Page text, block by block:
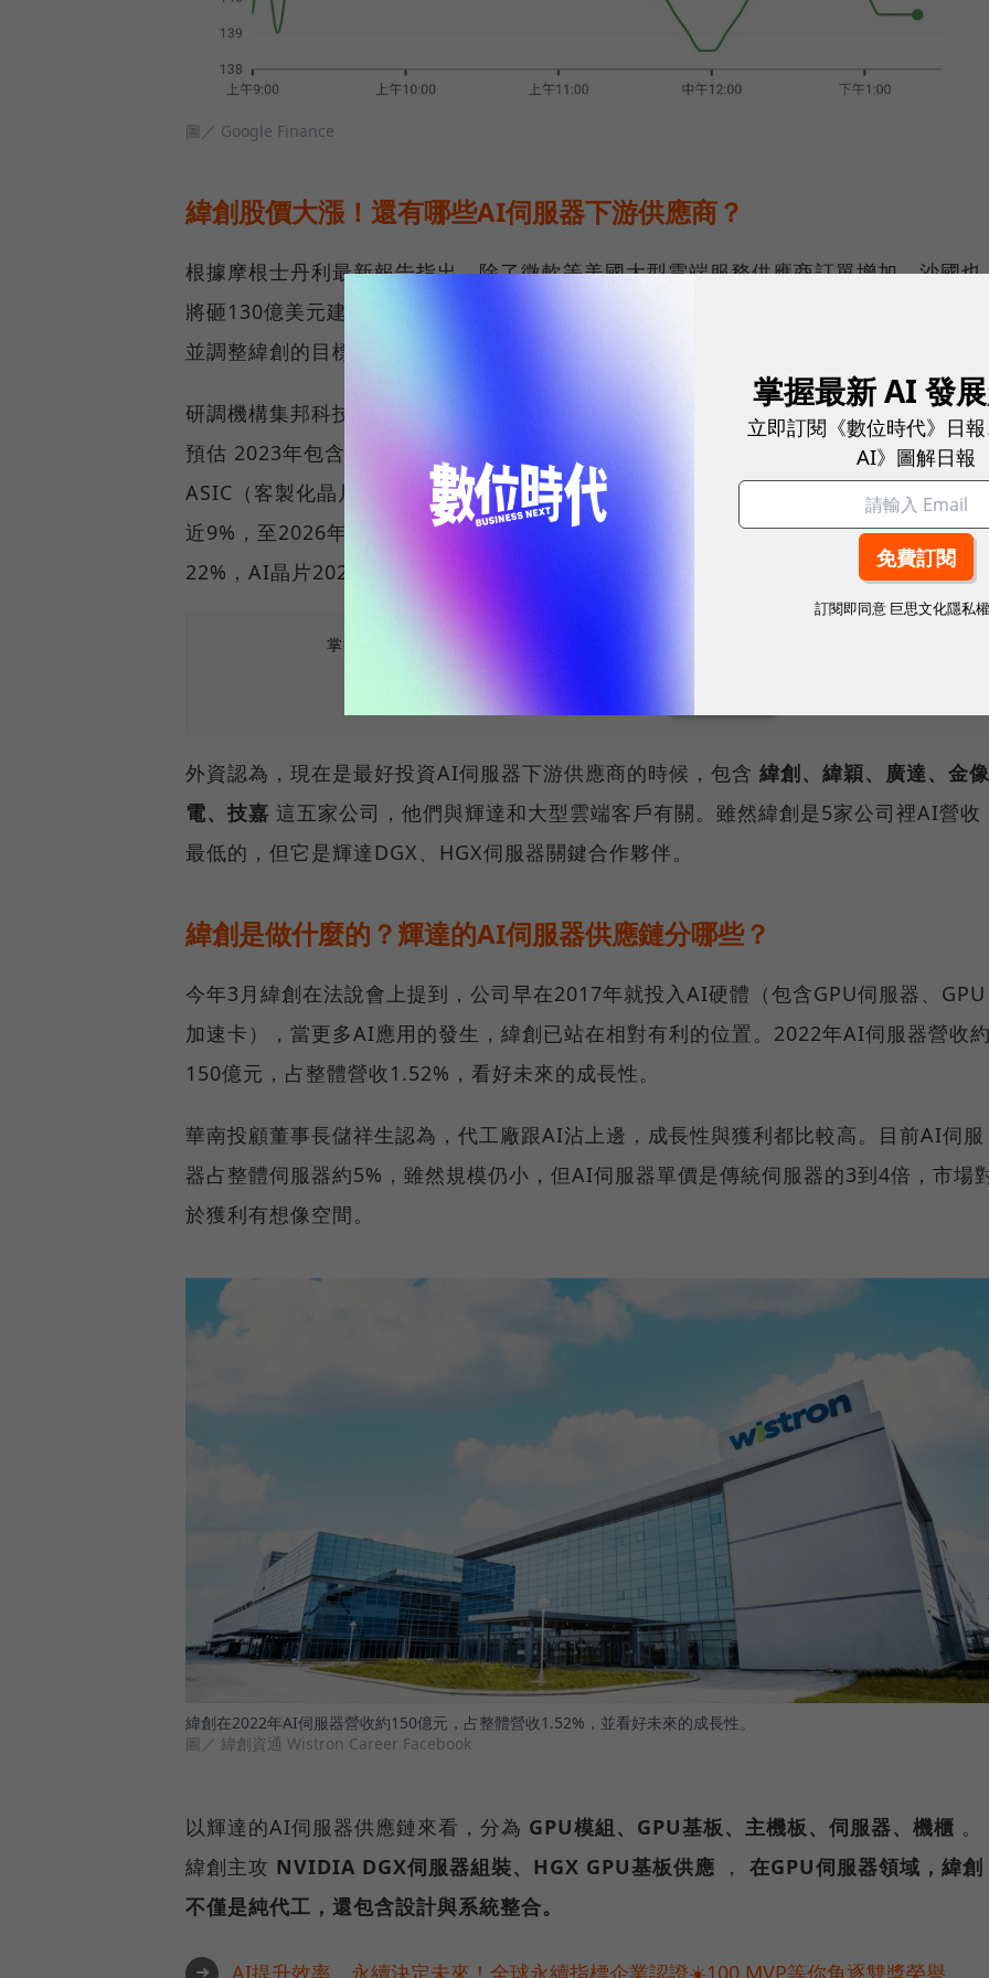
圖／ Google Finance
緯創股價大漲！還有哪些AI伺服器下游供應商？
根據摩根士丹利最新報告指出，除了微軟等美國大型雲端服務供應商訂單增加，沙國也
將砸130億美元建AI資料中心，並上調今年AI伺服器出貨量，年增率從50%增至70%。
並調整緯創的目標價到135元。
研調機構集邦科技（TrendForce）最新報告則表示，AI伺服器及AI晶片需求同步看漲
預估 2023年包含搭載 GPU（繪圖處理器）、FPGA（可反覆編輯電路的晶片）、
ASIC（客製化晶片） 等AI伺服器出貨量近120萬台，年增38.4%，占整體伺服器出貨量
近9%，至2026年將占15%；並上修2022至2026年AI伺服器出貨量年複合成長率至
22%，AI晶片2023年出貨量將成長46%。
掌握最新AI、半導體、數位趨勢！訂閱《數位時代》日報及社群活動訊息
外資認為，現在是最好投資AI伺服器下游供應商的時候，包含 緯創、緯穎、廣達、金像
電、技嘉 這五家公司，他們與輝達和大型雲端客戶有關。雖然緯創是5家公司裡AI營收
最低的，但它是輝達DGX、HGX伺服器關鍵合作夥伴。
緯創是做什麼的？輝達的AI伺服器供應鏈分哪些？
今年3月緯創在法說會上提到，公司早在2017年就投入AI硬體（包含GPU伺服器、GPU
加速卡），當更多AI應用的發生，緯創已站在相對有利的位置。2022年AI伺服器營收
150億元，占整體營收1.52%，看好未來的成長性。
華南投顧董事長儲祥生認為，代工廠跟AI沾上邊，成長性與獲利都比較高。目前AI伺服
器占整體伺服器約5%，雖然規模仍小，但AI伺服器單價是傳統伺服器的3到4倍，市場
於獲利有想像空間。
緯創在2022年AI伺服器營收約150億元，占整體營收1.52%，並看好未來的成長性。
圖／ 緯創資通 Wistron Career Facebook
以輝達的AI伺服器供應鏈來看，分為 GPU模組、GPU基板、主機板、伺服器、機櫃 。
緯創主攻 NVIDIA DGX伺服器組裝、HGX GPU基板供應 ， 在GPU伺服器領域，緯創
不僅是純代工，還包含設計與系統整合。
➜
掌握最新 AI 發
立即訂閱《數位時代》日
AI》圖解日報
訂閱即同意 巨思文化隱私